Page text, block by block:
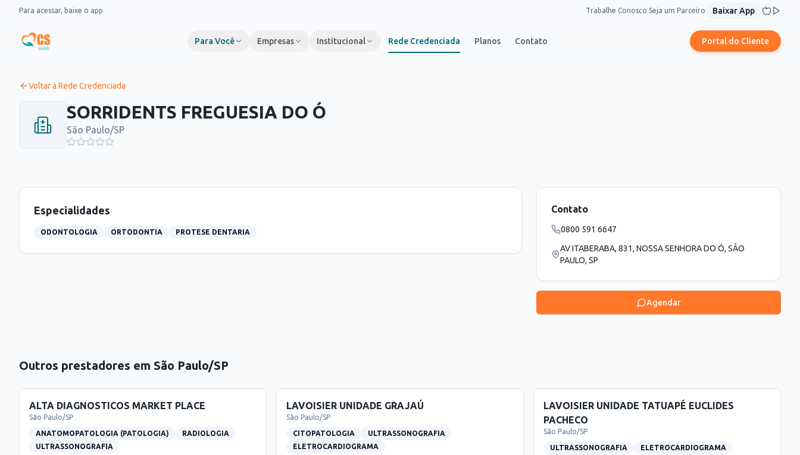
Pular para o conteúdo
Para acessar, baixe o app Trabalhe Conosco Seja um Parceiro Baixar App
Para Você Empresas Institucional Rede Credenciada Planos Contato Portal do Cliente
Voltar à Rede Credenciada
SORRIDENTS FREGUESIA DO Ó
São Paulo/SP
Especialidades
ODONTOLOGIA ORTODONTIA PROTESE DENTARIA
Contato
0800 591 6647
AV ITABERABA, 831, NOSSA SENHORA DO Ó, SÃO
PAULO, SP
Agendar
Outros prestadores em São Paulo/SP
ALTA DIAGNOSTICOS MARKET PLACE
São Paulo/SP
ANATOMOPATOLOGIA (PATOLOGIA)
RADIOLOGIA
ULTRASSONOGRAFIA
LAVOISIER UNIDADE GRAJAÚ
São Paulo/SP
CITOPATOLOGIA
ULTRASSONOGRAFIA
ELETROCARDIOGRAMA
LAVOISIER UNIDADE TATUAPÉ EUCLIDES
PACHECO
São Paulo/SP
ULTRASSONOGRAFIA
ELETROCARDIOGRAMA